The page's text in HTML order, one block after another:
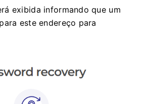
exibida informando que um
este endereço para